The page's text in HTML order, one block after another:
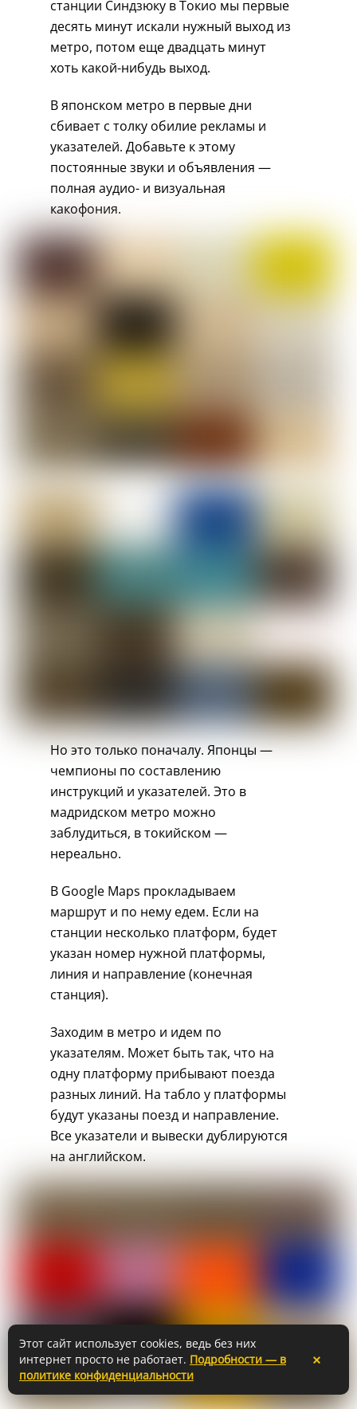
×
Этот сайт использует cookies, ведь без них
интернет просто не работает. Подробности — в
политике конфиденциальности
станции Синдзюку в Токио мы первые
десять минут искали нужный выход из
метро, потом еще двадцать минут
хоть какой-нибудь выход.
В японском метро в первые дни
сбивает с толку обилие рекламы и
указателей. Добавьте к этому
постоянные звуки и объявления —
полная аудио- и визуальная
какофония.
Но это только поначалу. Японцы —
чемпионы по составлению
инструкций и указателей. Это в
мадридском метро можно
заблудиться, в токийском —
нереально.
В Google Maps прокладываем
маршрут и по нему едем. Если на
станции несколько платформ, будет
указан номер нужной платформы,
линия и направление (конечная
станция).
Заходим в метро и идем по
указателям. Может быть так, что на
одну платформу прибывают поезда
разных линий. На табло у платформы
будут указаны поезд и направление.
Все указатели и вывески дублируются
на английском.